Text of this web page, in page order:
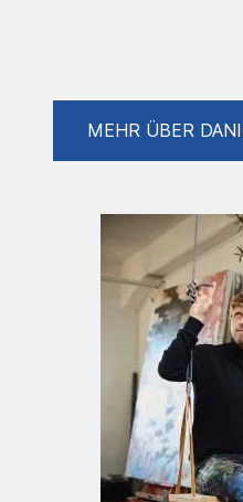
2007 Blaumachen
2008 Lange Nacht
„Festprozessionen
2008-2009 Darwin
einer KVB Bahn
2009 mit
2011 „Fette Nager
Museumsnacht -
2016 nxnw Festival
Slobodan Kajkut
MEHR ÜBER